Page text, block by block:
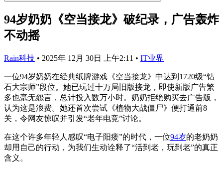
94岁奶奶《空当接龙》破纪录，广告轰炸
不动摇
Rain科技 • 2025年 12月 30日 上午2:11 • IT业界
一位94岁奶奶在经典纸牌游戏《空当接龙》中达到1720级“钻
石大宗师”段位。她已玩过十万局旧版接龙，即使新版广告繁
多也毫无怨言，总计投入数万小时。奶奶拒绝购买去广告版，
认为这是浪费。她还首次尝试《植物大战僵尸》便打通前8
关，令网友惊叹并引发“老年电竞”讨论。
在这个许多年轻人感叹“电子阳痿”的时代，一位94岁的老奶奶
却用自己的行动，为我们生动诠释了“活到老，玩到老”的真正
含义。